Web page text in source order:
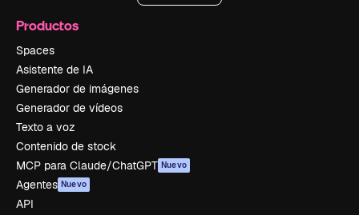
Productos
Spaces
Asistente de IA
Generador de imágenes
Generador de vídeos
Texto a voz
Contenido de stock
MCP para Claude/ChatGPT Nuevo
Agentes Nuevo
API